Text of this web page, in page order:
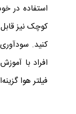
استفاده در
کوچک نیز
کنید. سودآوری
افراد با
فیلتر هوا